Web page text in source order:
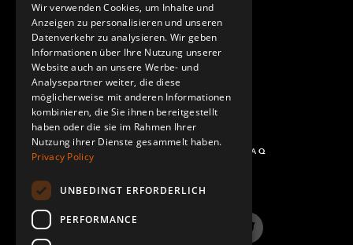
KONTAKT
FRAGEN UND ANTWORTEN - FAQ
InstagramTwitter
Wir verwenden Cookies, um Inhalte und
Anzeigen zu personalisieren und unseren
Datenverkehr zu analysieren. Wir geben
Informationen über Ihre Nutzung unserer
Website auch an unsere Werbe- und
Analysepartner weiter, die diese
möglicherweise mit anderen Informationen
kombinieren, die Sie ihnen bereitgestellt
haben oder die sie im Rahmen Ihrer
Nutzung ihrer Dienste gesammelt haben.
Privacy Policy
UNBEDINGT ERFORDERLICH
PERFORMANCE